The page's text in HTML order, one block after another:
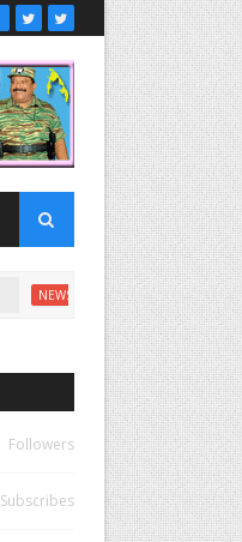
உறுப்பினரை வெளியேற்றி
Followers
Subscribes